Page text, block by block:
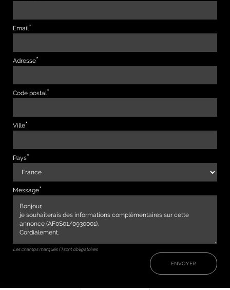
Email
Adresse
Code postal
Ville
Pays
Message
Les champs marqués (*) sont obligatoires
ENVOYER